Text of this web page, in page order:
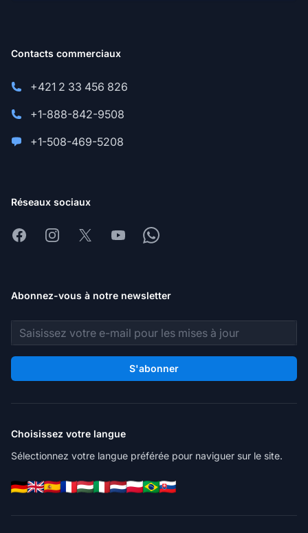
Contacts commerciaux
+421 2 33 456 826
+1-888-842-9508
+1-508-469-5208
Réseaux sociaux
FacebookInstagram
X YoutubeWhatsapp
Abonnez-vous à notre newsletter
Adresse e-mail
S'abonner
Choisissez votre langue
Sélectionnez votre langue préférée pour naviguer sur le site.